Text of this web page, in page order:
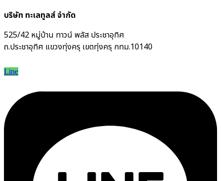
บริษัท ทะเลทูลส์ จำกัด
525/42 หมู่บ้าน ทาวน์ พลัส ประชาอุทิศ
ถ.ประชาอุทิศ แขวงทุ่งครุ เขตทุ่งครุ กทม.10140
Line